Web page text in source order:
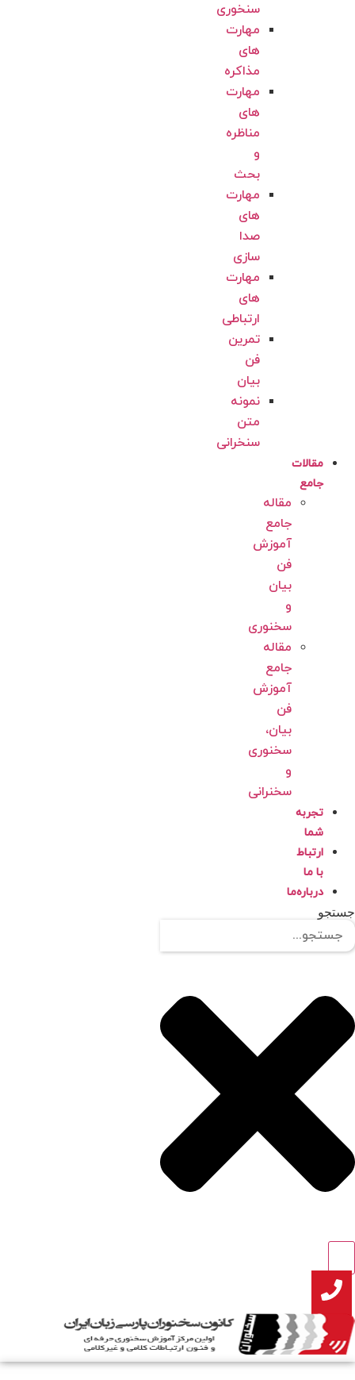
سنخوری
مهارت
های
مذاکره
مهارت
های
مناظره
بحث
مهارت
های
صدا
سازی
مهارت
های
ارتباطی
تمرین
فن
بیان
نمونه
متن
سنخرانی
مقالات
جامع
مقاله
جامع
آموزش
فن
بیان
سخنوری
مقاله
جامع
آموزش
فن
بیان،
سخنوری
سخنرانی
تجربه
شما
ارتباط
با ما
درباره‌ما